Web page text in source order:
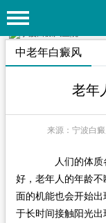
首 页
专家团队
特色疗法
白癜风常识
白癜风人群
中老年白癜风
老年
来源：宁波白
人们的体质各
好，老年人的年龄
面的机能也会开始
于长时间接触阳光出